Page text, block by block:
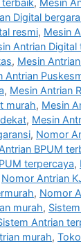
terbaik, Mesin
Digital
resmi, Mesin
Antrian Digital
, Mesin
Antrian
, Mesin Antrian
murah, Mesin
, Mesin
, Nomor
BPUM
terpercaya,
Nomor Antrian
, Nomor
murah,
Antrian
murah,